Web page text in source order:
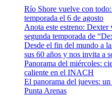
Río Shore vuelve con
temporada el 6 de agosto
Anota este estreno:
segunda temporada de
Desde el fin del mundo a
sus 60 años y nos invita a
Panorama del miércoles:
caliente en el INACH
El panorama del jueves:
Punta Arenas